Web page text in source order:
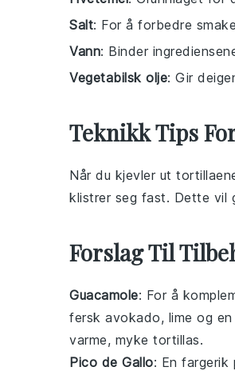
Salt: For å forbedre
Vann: Binder
Vegetabilsk olje: Gir
Teknikk Tips
Når du kjevler ut
klistrer seg fast. Dette vil
Forslag Til
Guacamole: For å
fersk avokado, lime og
varme, myke tortillas.
Pico de Gallo: En fargerik